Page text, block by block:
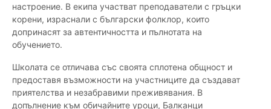
настроение. В екипа участват преподаватели с гръцки
корени, израснали с български фолклор, които
допринасят за автентичността и пълнотата на
обучението.
Школата се отличава със своята сплотена общност и
предоставя възможности на участниците да създават
приятелства и незабравими преживявания. В
допълнение към обичайните уроци, Балканци